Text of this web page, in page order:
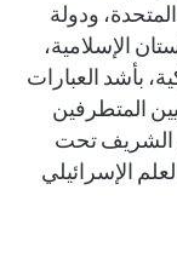
ودولة
الإسلامية،
بأشد العبارات
المتطرفين
الشريف تحت
الإسرائيلي